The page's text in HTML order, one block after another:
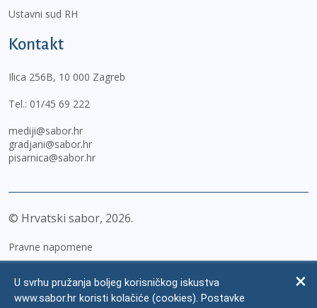
Ustavni sud RH
Kontakt
Ilica 256B, 10 000 Zagreb
Tel.: 01/45 69 222
mediji@sabor.hr
gradjani@sabor.hr
pisarnica@sabor.hr
© Hrvatski sabor, 2026
Pravne napomene
Zaštita osobnih podataka
U svrhu pružanja boljeg korisničkog iskustva
www.sabor.hr koristi kolačiće (cookies). Postavke